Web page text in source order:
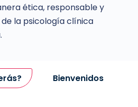
ética, responsable y
la psicología clínica
Bienvenidos